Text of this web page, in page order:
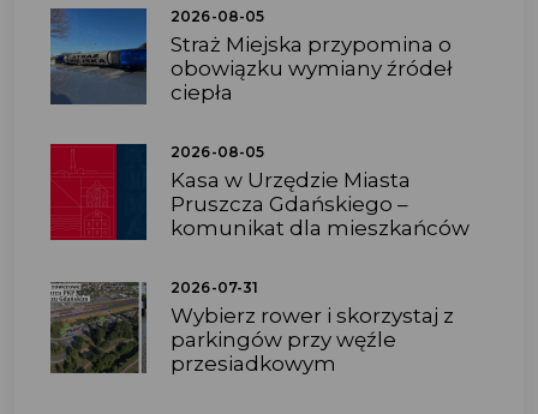
2026-08-05
Straż Miejska przypomina o
obowiązku wymiany źródeł
ciepła
2026-08-05
Kasa w Urzędzie Miasta
Pruszcza Gdańskiego –
komunikat dla mieszkańców
2026-07-31
Wybierz rower i skorzystaj z
parkingów przy węźle
przesiadkowym